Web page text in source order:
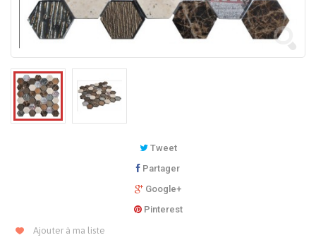
Tweet
Partager
Google+
Pinterest
Ajouter à ma liste